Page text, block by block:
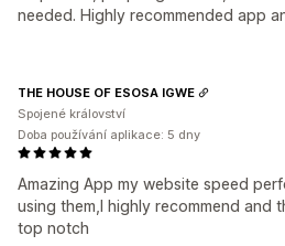
needed. Highly recommended app
Amazing App my website speed
using them,I highly recommend and
top notch
THE HOUSE OF ESOSA IGWE
Spojené království
Doba používání aplikace: 5 dny